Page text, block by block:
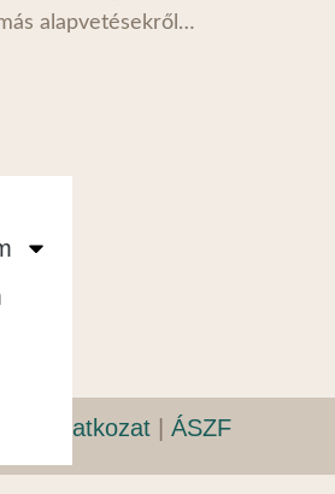
alapvetésekről…
nyilatkozat ÁSZF